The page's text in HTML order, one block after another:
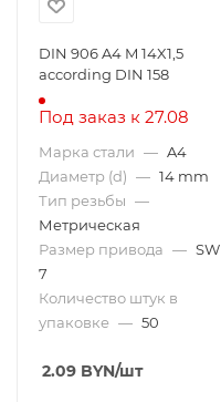
DIN 906 A4 M 14X1,5
according DIN 158
Под заказ к 27.08
Марка стали — A4
Диаметр (d) — 14 mm
Тип резьбы —
Метрическая
Размер привода — SW
7
Количество штук в
упаковке — 50
2.09 BYN/шт